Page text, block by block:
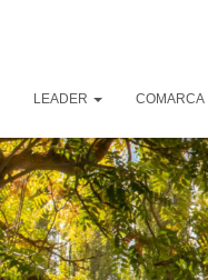
LEADER COMARCA